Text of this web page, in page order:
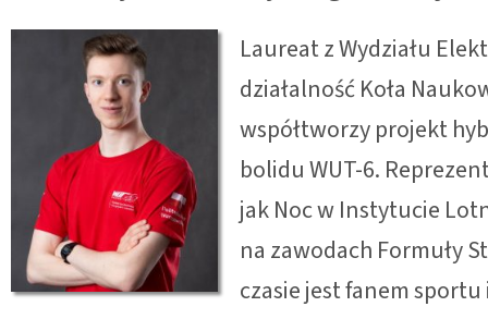
Laureat z Wydziału
działalność Koła
współtworzy projekt
bolidu WUT-6.
jak Noc w Instytucie
na zawodach Formuły
czasie jest fanem